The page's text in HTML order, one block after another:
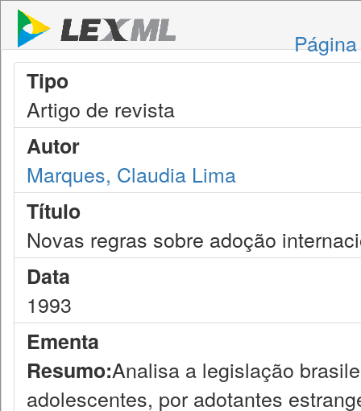
Tipo
Artigo de revista
Autor
Marques, Claudia Lima
Título
Novas regras sobre adoção
Data
1993
Ementa
Resumo:Analisa a legislação
adolescentes, por adotantes